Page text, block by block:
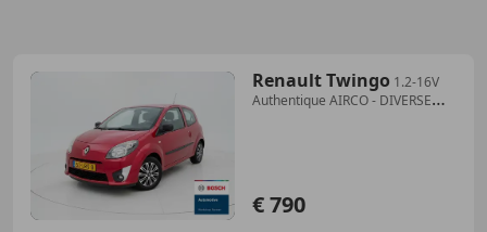
Renault Twingo 1.2-16V
Authentique AIRCO - DIVERSE
€ 790